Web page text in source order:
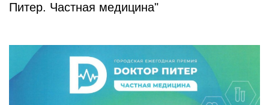
Питер. Частная медицина"